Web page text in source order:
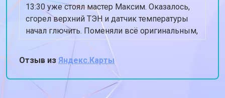
Замена циркуляционного насоса от 3800 ₽ Заказать
Замена УБЛ стиральной машины
Smeg
от 2100 ₽ Заказать
13:30 уже стоял мастер Максим. Оказалось,
сгорел верхний ТЭН и датчик температуры
начал глючить. Поменяли всё оригинальным,
духовка теперь греет ровно 180, когда
ставлю 180. Спасибо, жена снова готовит
Отзыв из Яндекс.Карты